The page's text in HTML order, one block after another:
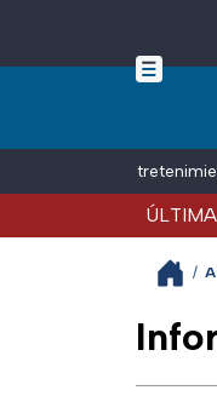
Skip to main content
/